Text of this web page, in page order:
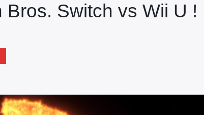
Switch vs Wii U !